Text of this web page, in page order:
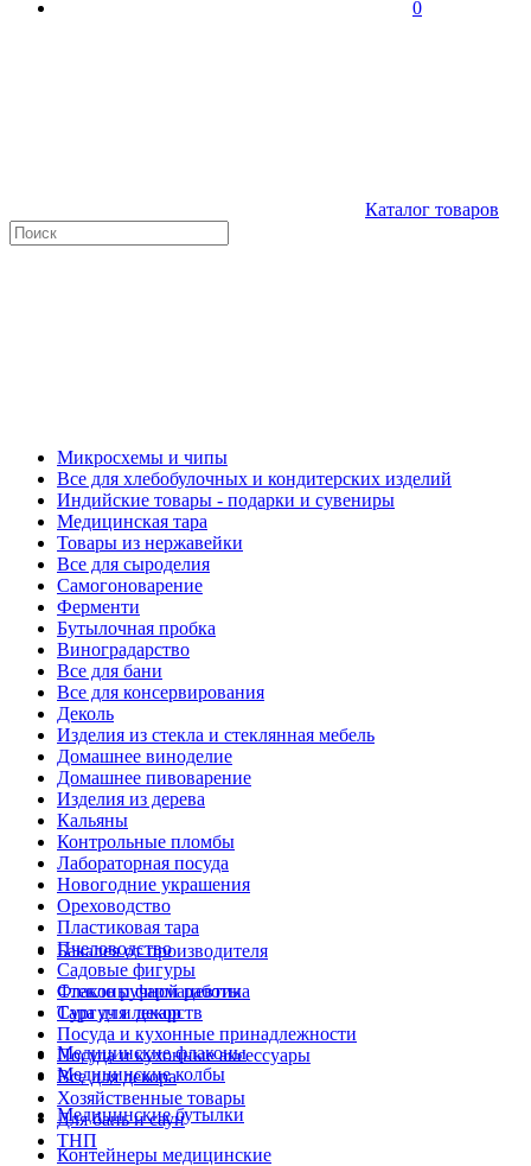
0
Каталог товаров
Микросхемы и чипы
Все для хлебобулочных и кондитерских изделий
Индийские товары - подарки и сувениры
Медицинская тара
Товары из нержавейки
Все для сыроделия
Самогоноварение
Ферменти
Бутылочная пробка
Виноградарство
Все для бани
Все для консервирования
Деколь
Изделия из стекла и стеклянная мебель
Домашнее виноделие
Домашнее пивоварение
Изделия из дерева
Кальяны
Контрольные пломбы
Лабораторная посуда
Новогодние украшения
Ореховодство
Пластиковая тара
Пчеловодство
Садовые фигуры
Стекло ручной работы
Сургуч и декор
Посуда и кухонные принадлежности
Посуда и кухонные аксессуары
Все для декора
Хозяйственные товары
Для бань и саун
ТНП
Бакалея от производителя
Флаконы фармацевтика
Тара для лекарств
Медицинские флаконы
Медицинские колбы
Медицинские бутылки
Контейнеры медицинские